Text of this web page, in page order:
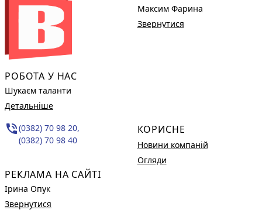
РОБОТА У НАС
Шукаєм таланти
Детальніше
phone_in_talk(0382) 70 98 20,
(0382) 70 98 40
РЕКЛАМА НА САЙТІ
Ірина Опук
Звернутися
Максим Фарина
Звернутися
КОРИСНЕ
Новини компаній
Огляди